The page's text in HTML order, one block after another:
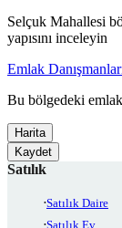
Selçuk Mahallesi
yapısını inceleyin
Emlak
Bu bölgedeki emlak
Harita
Kaydet
Satılık
Satılık Daire
Satılık Ev